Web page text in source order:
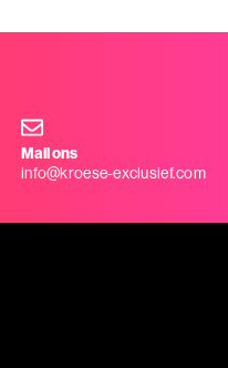
Mail ons
info@kroese-exclusief.com